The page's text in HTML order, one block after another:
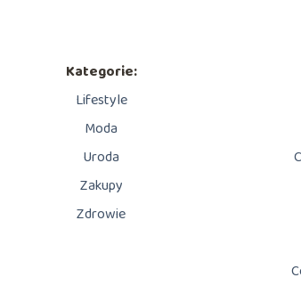
Kategorie:
Lifestyle
Moda
Uroda
Zakupy
Zdrowie